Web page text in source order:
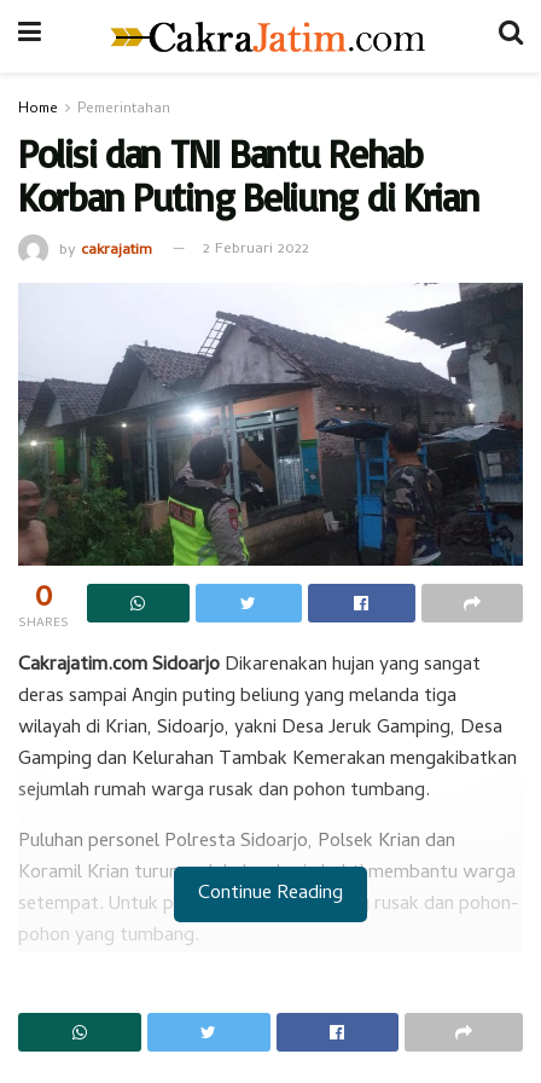
Home Pemerintahan
Polisi dan TNI Bantu Rehab
Korban Puting Beliung di Krian
by cakrajatim 2 Februari 2022
0
SHARES
Cakrajatim.com SidoarjoDikarenakan hujan yang sangat
deras sampai Angin puting beliung yang melanda tiga
wilayah di Krian, Sidoarjo, yakni Desa Jeruk Gamping, Desa
Gamping dan Kelurahan Tambak Kemerakan mengakibatkan
sejumlah rumah warga rusak dan pohon tumbang.
Puluhan personel Polresta Sidoarjo, Polsek Krian dan
Koramil Krian turun melakukan kerja bakti membantu warga
setempat. Untuk pembenahan rumah yang rusak dan pohon-
pohon yang tumbang.
Siswa SDN Sarirogo Kehilangan Selera Makan
Continue Reading